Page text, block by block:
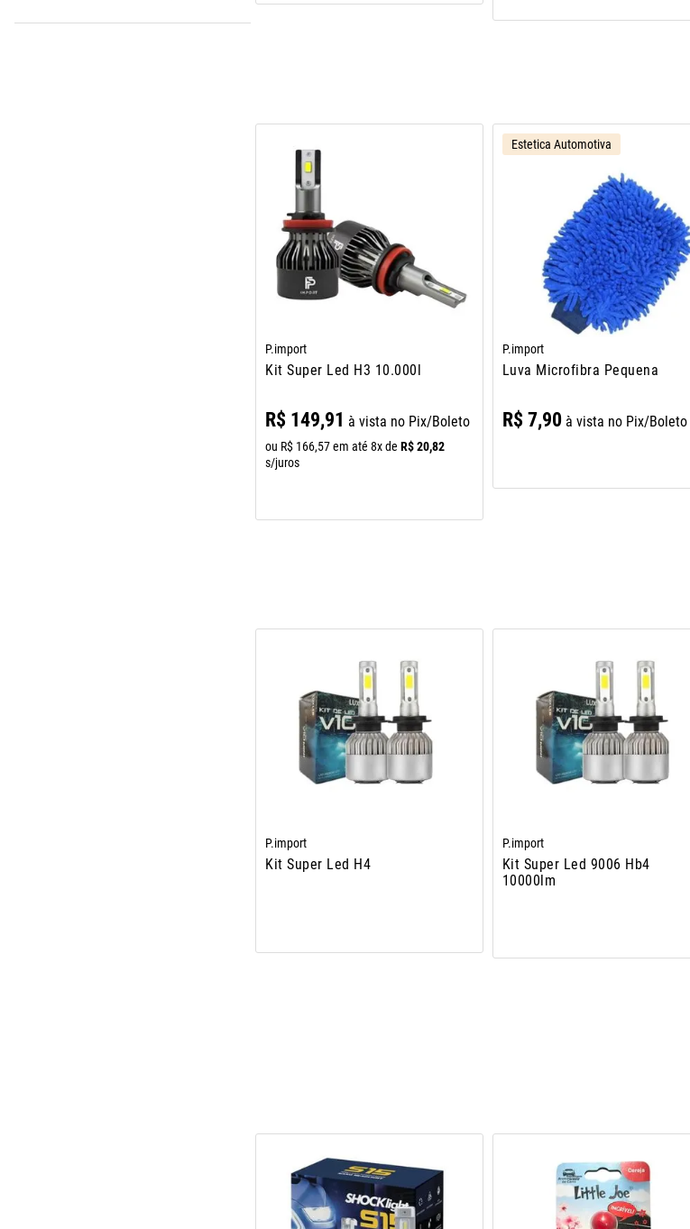
P.import
Kit Super Led H3 10.000l
R$ 149,91 à vista no Pix/Boleto
ou R$ 166,57 em até 8x de R$ 20,82
s/juros
Estetica Automotiva
P.import
Luva Microfibra Pequena
R$ 7,90à vista no Pix/Boleto
P.import
Kit Super Led H4
P.import
Kit Super Led 9006 Hb4
10000lm